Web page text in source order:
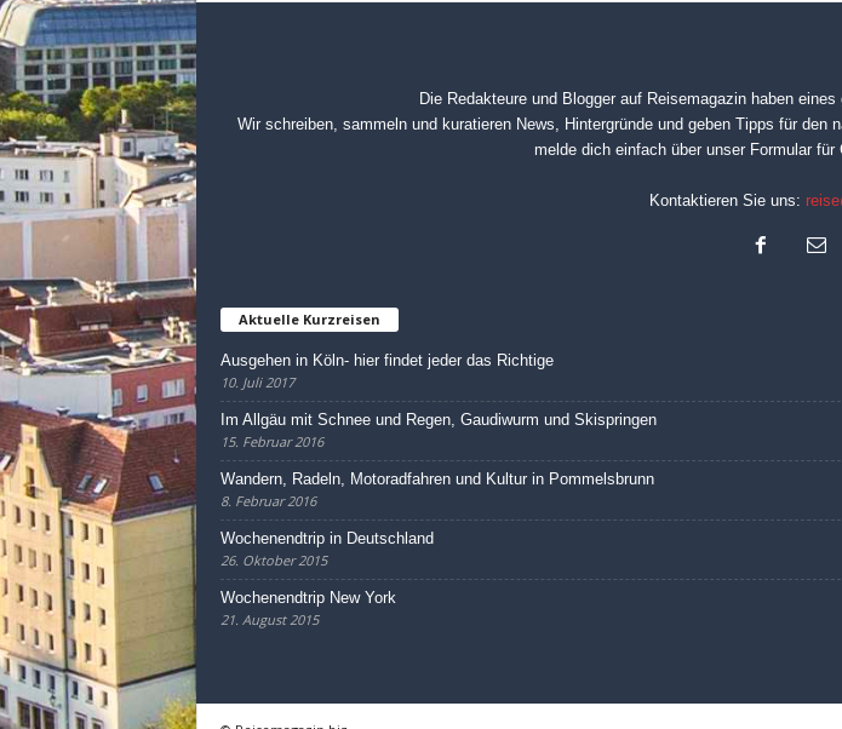
Die Redakteure und Blogger auf Reisemagazin haben eines
Wir schreiben, sammeln und kuratieren News, Hintergründe und geben Tipps für
melde dich einfach über unser Formular für
Kontaktieren Sie uns:
Aktuelle Kurzreisen
Ausgehen in Köln- hier findet jeder das Richtige
10. Juli 2017
Im Allgäu mit Schnee und Regen, Gaudiwurm und Skispringen
15. Februar 2016
Wandern, Radeln, Motoradfahren und Kultur in Pommelsbrunn
8. Februar 2016
Wochenendtrip in Deutschland
26. Oktober 2015
Wochenendtrip New York
21. August 2015